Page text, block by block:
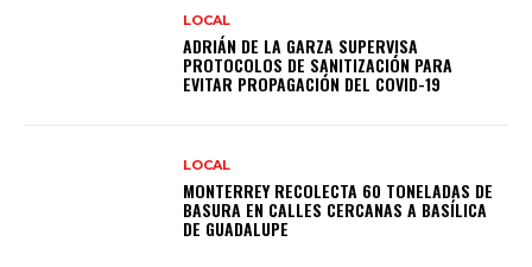
LOCAL
ADRIÁN DE LA GARZA SUPERVISA
PROTOCOLOS DE SANITIZACIÓN PARA
EVITAR PROPAGACIÓN DEL COVID-19
LOCAL
MONTERREY RECOLECTA 60 TONELADAS DE
BASURA EN CALLES CERCANAS A BASÍLICA
DE GUADALUPE